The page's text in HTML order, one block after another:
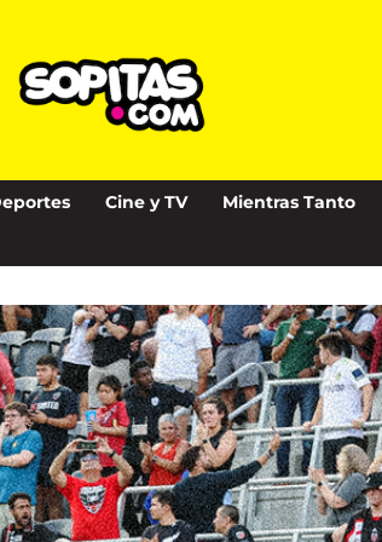
Cine y TV Mientras Tanto